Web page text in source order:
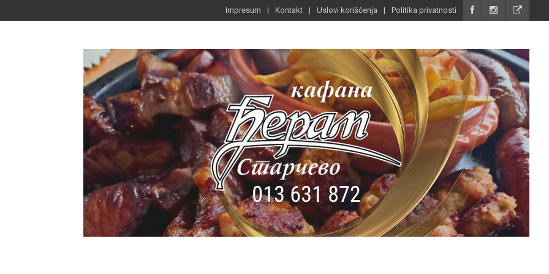
Impresum Kontakt Uslovi korišćenja Politika privatnosti